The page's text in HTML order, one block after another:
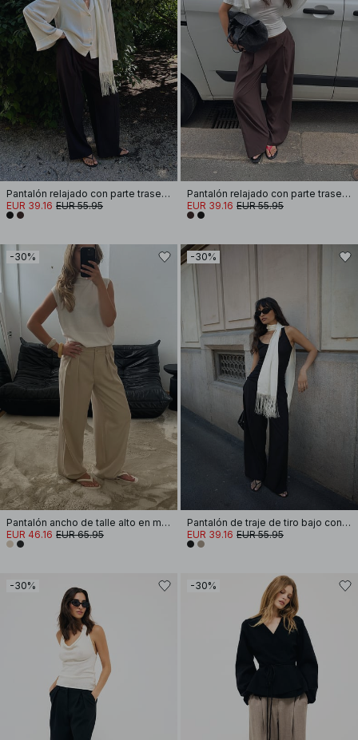
Pantalón relajado con parte trasera elástica
EUR 39.16 EUR 55.95
Pantalón relajado con parte trasera elástica
EUR 39.16 EUR 55.95
-30%
Pantalón ancho de talle alto en mezcla de colores
EUR 46.16 EUR 65.95
-30%
Pantalón de traje de tiro bajo con detalle elástico
EUR 39.16 EUR 55.95
-30% -30%